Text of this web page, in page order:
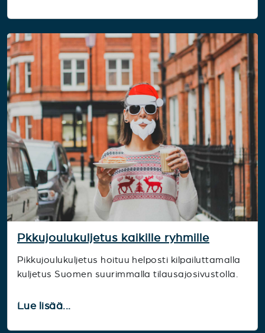
Pkkujoulukuljetus kaikille ryhmille
Pikkujoulukuljetus hoituu helposti kilpailuttamalla
kuljetus Suomen suurimmalla tilausajosivustolla.
Lue lisää...